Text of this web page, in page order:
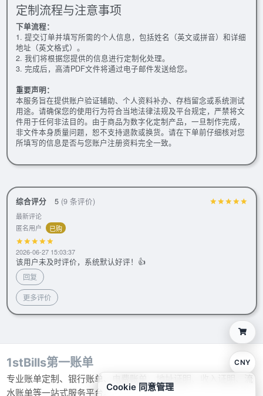
定制流程与注意事项
下单流程：
1. 提交订单并填写所需的个人信息，包括姓名（英文或拼音）和详细
地址（英文格式）。
2. 我们将根据您提供的信息进行定制化处理。
3. 完成后，高清PDF文件将通过电子邮件发送给您。
重要声明：
本服务旨在提供账户验证辅助、个人资料补办、存档留念或系统测试
用途。请确保您的使用行为符合当地法律法规及平台规定，严禁将文
件用于任何非法目的。由于商品为数字化定制产品，一旦制作完成，
非文件本身质量问题，恕不支持退款或换货。请在下单前仔细核对您
所填写的信息是否与您账户注册资料完全一致。
综合评分 5 (9 条评价)
最新评论
匿名用户
已购
2026-06-27 15:03:37
该用户未及时评价，系统默认好评！👍
回复
更多评价
1stBills第一账单
专业账单定制、银行账单、电费账单、地址证明、收入证明、流
水账单等一站式服务平台。
CNY
Cookie 同意管理